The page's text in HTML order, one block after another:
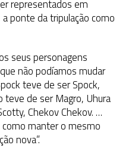
representados em
ponte da tripulação como
seus personagens
não podíamos mudar
teve de ser Spock,
teve de ser Magro, Uhura
Chekov Chekov. …
manter o mesmo
nova”.